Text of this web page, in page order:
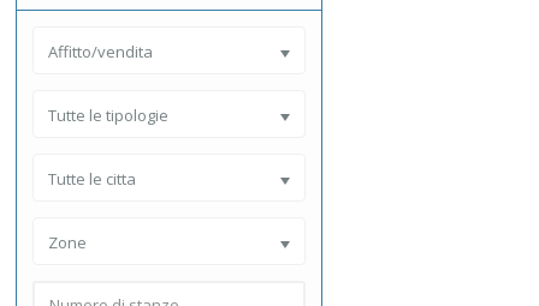
Affitto/vendita
Tutte le tipologie
Tutte le citta
Zone